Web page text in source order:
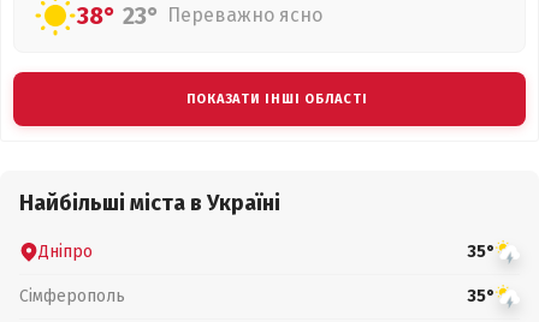
38° 23° Переважно ясно
ПОКАЗАТИ ІНШІ ОБЛАСТІ
Найбільші міста в Україні
Дніпро 35°
Сімферополь 35°